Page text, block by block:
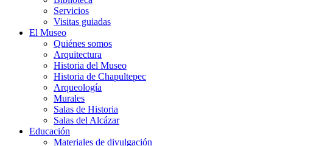
Servicios
Visitas guiadas
El Museo
Quiénes somos
Arquitectura
Historia del Museo
Historia de Chapultepec
Arqueología
Murales
Salas de Historia
Salas del Alcázar
Educación
Materiales de divulgación